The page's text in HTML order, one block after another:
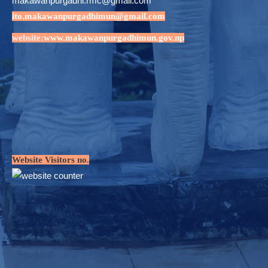
ito.makawanpurgadhimun@gmail.com
website:www.makawanpurgadhimun.gov.np
Website Visitors no.